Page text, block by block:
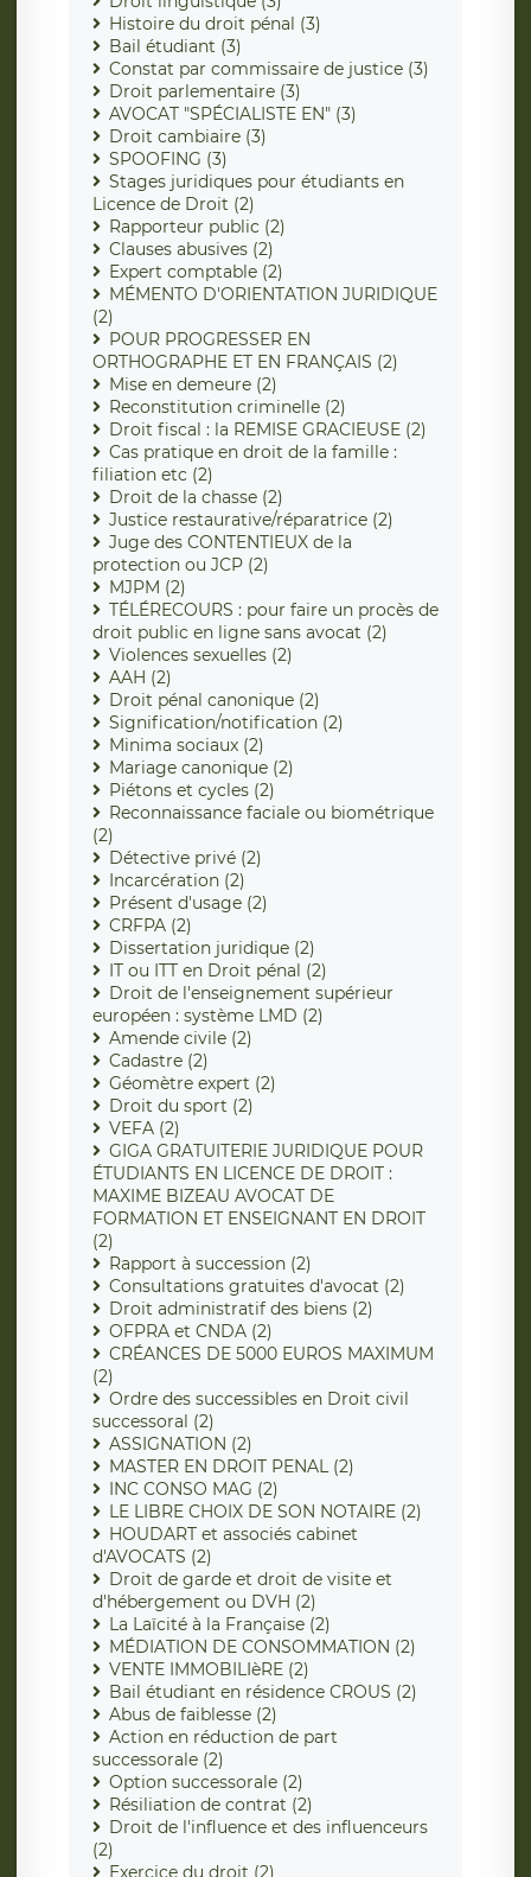
Histoire du droit pénal (3)
Bail étudiant (3)
Constat par commissaire de justice (3)
Droit parlementaire (3)
AVOCAT "SPÉCIALISTE EN" (3)
Droit cambiaire (3)
SPOOFING (3)
Stages juridiques pour étudiants en
Licence de Droit (2)
Rapporteur public (2)
Clauses abusives (2)
Expert comptable (2)
MÉMENTO D'ORIENTATION JURIDIQUE
(2)
POUR PROGRESSER EN
ORTHOGRAPHE ET EN FRANÇAIS (2)
Mise en demeure (2)
Reconstitution criminelle (2)
Droit fiscal : la REMISE GRACIEUSE (2)
Cas pratique en droit de la famille :
filiation etc (2)
Droit de la chasse (2)
Justice restaurative/réparatrice (2)
Juge des CONTENTIEUX de la
protection ou JCP (2)
MJPM (2)
TÉLÉRECOURS : pour faire un procès de
droit public en ligne sans avocat (2)
Violences sexuelles (2)
AAH (2)
Droit pénal canonique (2)
Signification/notification (2)
Minima sociaux (2)
Mariage canonique (2)
Piétons et cycles (2)
Reconnaissance faciale ou biométrique
(2)
Détective privé (2)
Incarcération (2)
Présent d'usage (2)
CRFPA (2)
Dissertation juridique (2)
IT ou ITT en Droit pénal (2)
Droit de l'enseignement supérieur
européen : système LMD (2)
Amende civile (2)
Cadastre (2)
Géomètre expert (2)
Droit du sport (2)
VEFA (2)
GIGA GRATUITERIE JURIDIQUE POUR
ÉTUDIANTS EN LICENCE DE DROIT :
MAXIME BIZEAU AVOCAT DE
FORMATION ET ENSEIGNANT EN DROIT
(2)
Rapport à succession (2)
Consultations gratuites d'avocat (2)
Droit administratif des biens (2)
OFPRA et CNDA (2)
CRÉANCES DE 5000 EUROS MAXIMUM
(2)
Ordre des successibles en Droit civil
successoral (2)
ASSIGNATION (2)
MASTER EN DROIT PENAL (2)
INC CONSO MAG (2)
LE LIBRE CHOIX DE SON NOTAIRE (2)
HOUDART et associés cabinet
d'AVOCATS (2)
Droit de garde et droit de visite et
d'hébergement ou DVH (2)
La Laïcité à la Française (2)
MÉDIATION DE CONSOMMATION (2)
VENTE IMMOBILIèRE (2)
Bail étudiant en résidence CROUS (2)
Abus de faiblesse (2)
Action en réduction de part
successorale (2)
Option successorale (2)
Résiliation de contrat (2)
Droit de l'influence et des influenceurs
(2)
Exercice du droit (2)